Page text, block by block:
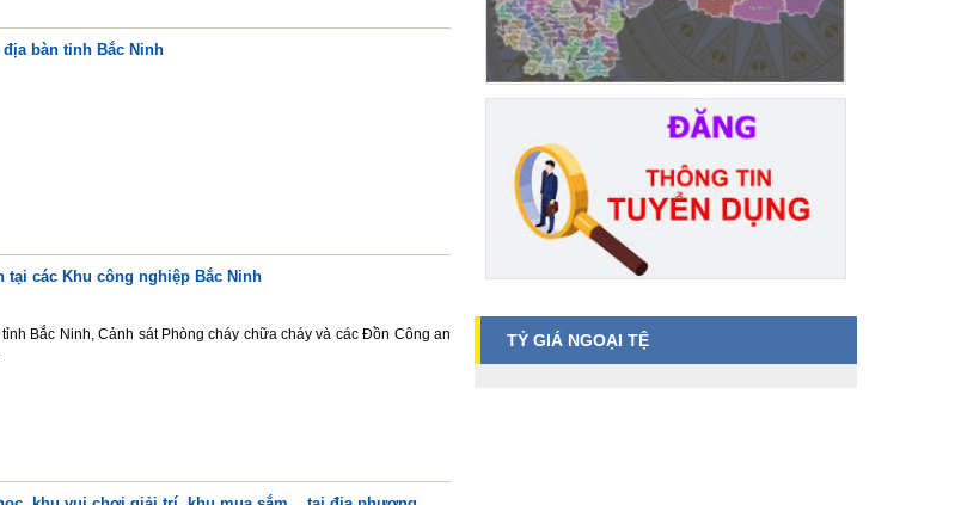
bàn tỉnh Bắc Ninh
tại các Khu công nghiệp Bắc Ninh
Bắc Ninh, Cảnh sát Phòng cháy chữa cháy và các Đồn Công an
TỶ GIÁ NGOẠI TỆ